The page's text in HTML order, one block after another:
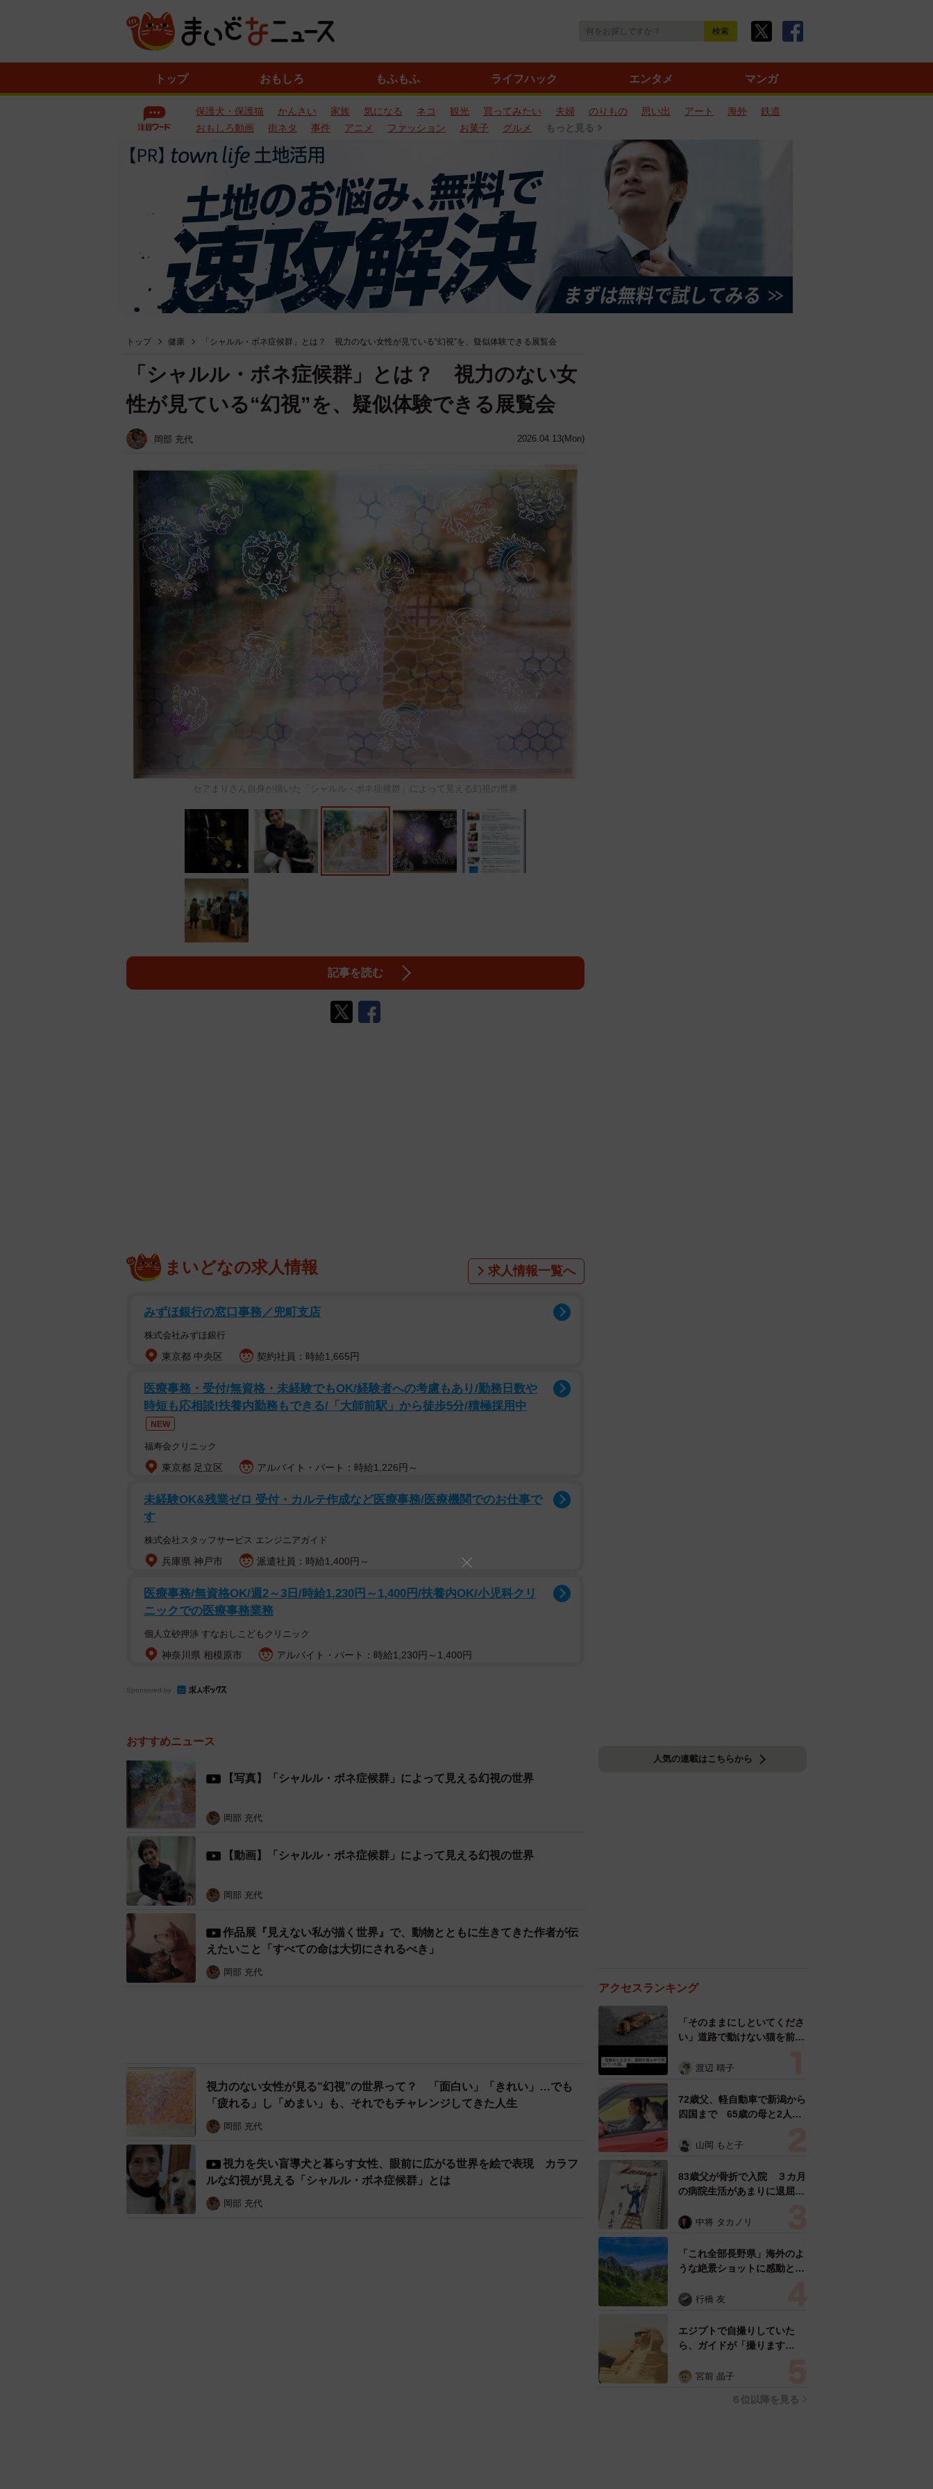
トップ おもしろ もふもふ ライフハック エンタメ マンガ
保護犬・保護猫 かんさい 家族 気になる ネコ 観光 買ってみたい 夫婦 のりもの 思い出 アート 海外
鉄道
おもしろ動画
街ネタ 事件 アニメ ファッション お菓子 グルメ もっと見る
トップ 健康 「シャルル・ボネ症候群」とは？ 視力のない女性が見ている“幻視”を、疑似体験できる展覧会
2026.04.13(Mon)
「シャルル・ボネ症候群」とは？ 視力のない女
性が見ている“幻視”を、疑似体験できる展覧会
岡部 充代
セアまりさん自身が描いた「シャルル・ボネ症候群」によって見える幻視の世界
記事を読む
まいどなの求人情報 求人情報一覧へ
みずほ銀行の窓口事務／兜町支店
株式会社みずほ銀行
東京都 中央区 契約社員：時給1,665円
医療事務・受付/無資格・未経験でもOK/経験者への考慮もあり/勤務日数や
時短も応相談!扶養内勤務もできる/「大師前駅」から徒歩5分/積極採用中
NEW
福寿会クリニック
東京都 足立区 アルバイト・パート：時給1,226円～
未経験OK&残業ゼロ 受付・カルテ作成など医療事務/医療機関でのお仕事で
す
株式会社スタッフサービス エンジニアガイド
兵庫県 神戸市 派遣社員：時給1,400円～
医療事務/無資格OK/週2～3日/時給1,230円～1,400円/扶養内OK/小児科クリ
ニックでの医療事務業務
個人立砂押渉 すなおしこどもクリニック
神奈川県 相模原市 アルバイト・パート：時給1,230円～1,400円
Sponsored by
おすすめニュース
【写真】「シャルル・ボネ症候群」によって見える幻視の世界
岡部 充代
【動画】「シャルル・ボネ症候群」によって見える幻視の世界
岡部 充代
作品展『見えない私が描く世界』で、動物とともに生きてきた作者が伝
えたいこと「すべての命は大切にされるべき」
岡部 充代
視力のない女性が見る“幻視”の世界って？ 「面白い」「きれい」…でも
「疲れる」し「めまい」も、それでもチャレンジしてきた人生
岡部 充代
視力を失い盲導犬と暮らす女性、眼前に広がる世界を絵で表現 カラフ
ルな幻視が見える「シャルル・ボネ症候群」とは
岡部 充代